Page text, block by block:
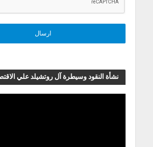
نشأة النقود وسيطرة آل روتشيلد علي